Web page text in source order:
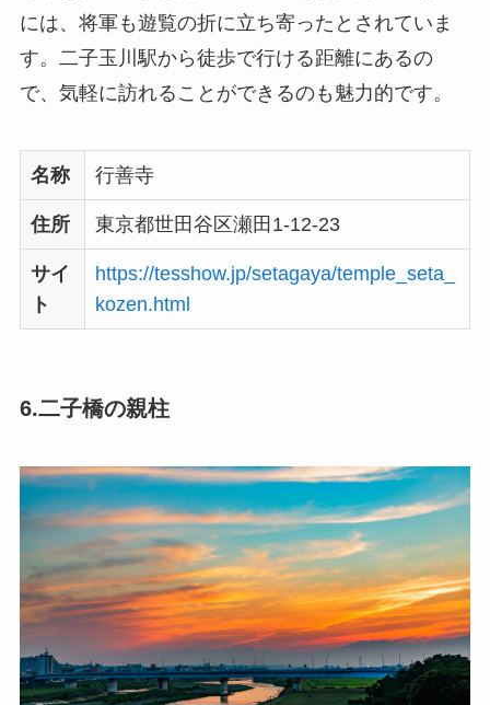
には、将軍も遊覧の折に立ち寄ったとされていま
す。二子玉川駅から徒歩で行ける距離にあるの
で、気軽に訪れることができるのも魅力的です。
名称 行善寺
住所 東京都世田谷区瀬田1-12-23
サイ
ト
https://tesshow.jp/setagaya/temple_seta_
kozen.html
6.二子橋の親柱